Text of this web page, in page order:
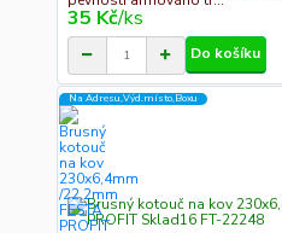
35 Kč/ks
Do košíku
Na Adresu,Výd.místo,Boxu